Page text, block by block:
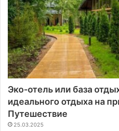
Эко-отель или база
идеального отдыха на
Путешествие
25.03.2025